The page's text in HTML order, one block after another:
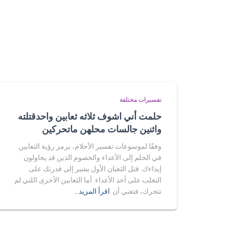
تفسيرات مختلفة
حلمت أني اشوف ثلاثه ثعابين واحدقتلته
واثنين جالسات محلهن ماتحركين
وفقًا لموسوعات تفسير الأحلام، يرمز رؤية الثعابين
في الحلم إلى الأعداء والخصوم الذين قد يحاولون
إيذاءك. قتل الثعبان الأول يشير إلى قدرتك على
التغلب على أحد الأعداء. أما الثعابين الأخرى اللتي لم
تتحرك، فتعني أن اقرأ المزيد…